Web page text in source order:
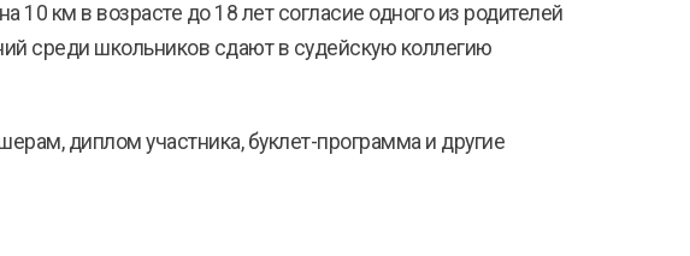
10 км в возрасте до 18 лет согласие одного из родителей
среди школьников сдают в судейскую коллегию
диплом участника, буклет-программа и другие